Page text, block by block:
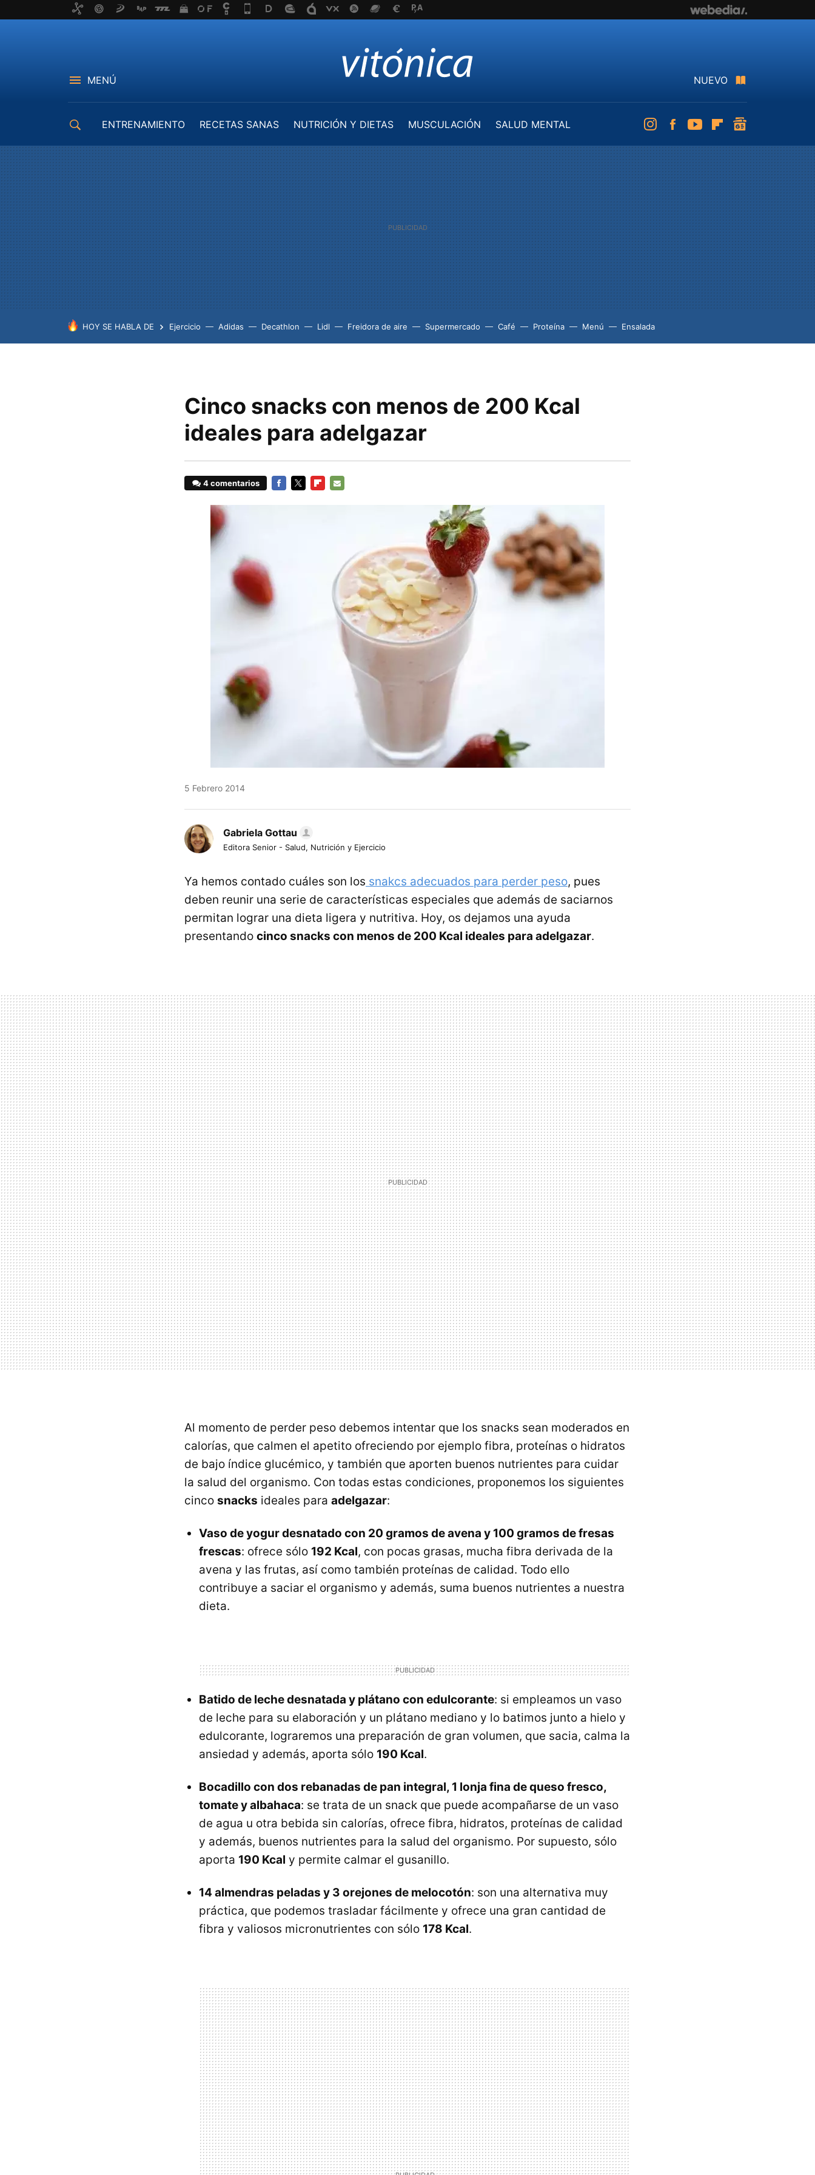
MENÚ NUEVO
ENTRENAMIENTO RECETAS SANAS NUTRICIÓN Y DIETAS MUSCULACIÓN
SALUD MENTAL
InstagramFacebookYoutubeFlipboard
HOY SE HABLA DE Ejercicio Adidas Decathlon Lidl Freidora de aire Supermercado Café Proteína Menú Ensalada
Cinco snacks con menos de 200 Kcal
ideales para adelgazar
4 comentarios
5 Febrero 2014
Gabriela Gottau
Editora Senior - Salud, Nutrición y Ejercicio
Ya hemos contado cuáles son los snakcs adecuados para perder peso, pues
deben reunir una serie de características especiales que además de saciarnos
permitan lograr una dieta ligera y nutritiva. Hoy, os dejamos una ayuda
presentando cinco snacks con menos de 200 Kcal ideales para adelgazar.
Al momento de perder peso debemos intentar que los snacks sean moderados en
calorías, que calmen el apetito ofreciendo por ejemplo fibra, proteínas o hidratos
de bajo índice glucémico, y también que aporten buenos nutrientes para cuidar
la salud del organismo. Con todas estas condiciones, proponemos los siguientes
cinco snacks ideales para adelgazar:
Vaso de yogur desnatado con 20 gramos de avena y 100 gramos de fresas
frescas: ofrece sólo 192 Kcal, con pocas grasas, mucha fibra derivada de la
avena y las frutas, así como también proteínas de calidad. Todo ello
contribuye a saciar el organismo y además, suma buenos nutrientes a nuestra
dieta.
Batido de leche desnatada y plátano con edulcorante: si empleamos un vaso
de leche para su elaboración y un plátano mediano y lo batimos junto a hielo y
edulcorante, lograremos una preparación de gran volumen, que sacia, calma la
ansiedad y además, aporta sólo 190 Kcal.
Bocadillo con dos rebanadas de pan integral, 1 lonja fina de queso fresco,
tomate y albahaca: se trata de un snack que puede acompañarse de un vaso
de agua u otra bebida sin calorías, ofrece fibra, hidratos, proteínas de calidad
y además, buenos nutrientes para la salud del organismo. Por supuesto, sólo
aporta 190 Kcal y permite calmar el gusanillo.
14 almendras peladas y 3 orejones de melocotón: son una alternativa muy
práctica, que podemos trasladar fácilmente y ofrece una gran cantidad de
fibra y valiosos micronutrientes con sólo 178 Kcal.